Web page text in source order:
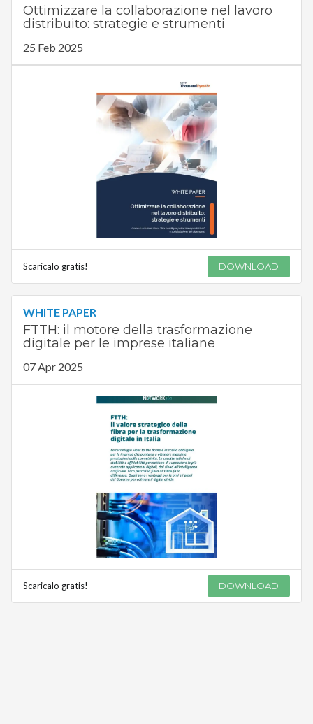
Ottimizzare la collaborazione nel lavoro
distribuito: strategie e strumenti
25 Feb 2025
Scaricalo gratis! DOWNLOAD
WHITE PAPER
FTTH: il motore della trasformazione
digitale per le imprese italiane
07 Apr 2025
Scaricalo gratis! DOWNLOAD